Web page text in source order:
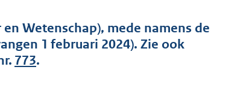
Wetenschap), mede namens de
1 februari 2024). Zie ook
773.